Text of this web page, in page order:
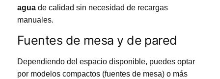
agua de calidad sin necesidad de recargas
manuales.
Fuentes de mesa y de pared
Dependiendo del espacio disponible, puedes optar
por modelos compactos (fuentes de mesa) o más